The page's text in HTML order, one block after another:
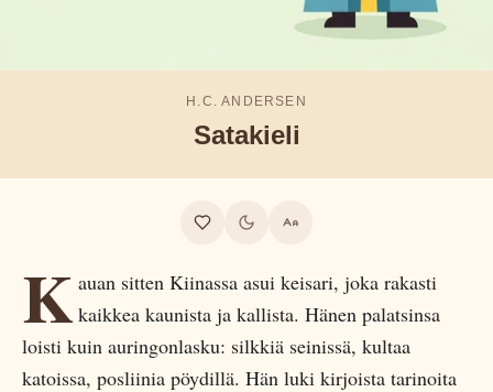
H.C. ANDERSEN
Satakieli
Kauan sitten Kiinassa asui keisari, joka rakasti
kaikkea kaunista ja kallista. Hänen palatsinsa
loisti kuin auringonlasku: silkkiä seinissä, kultaa
katoissa, posliinia pöydillä. Hän luki kirjoista tarinoita